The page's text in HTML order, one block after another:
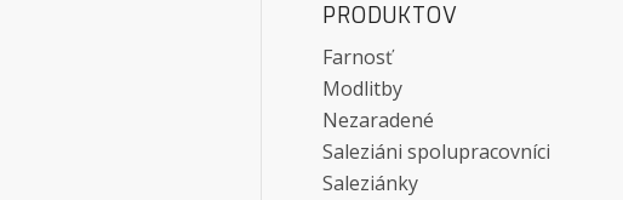
PRODUKTOV
Farnosť
Modlitby
Nezaradené
Saleziáni spolupracovníci
Saleziánky